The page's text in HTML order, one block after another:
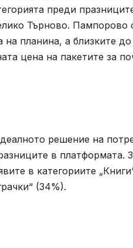
преди
Търново. Пампорово
на планина, а близките
цена на пакетите за
решение на
в платформата.
в категориите
(34%).